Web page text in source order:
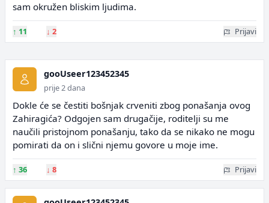
sam okružen bliskim ljudima.
↑ 11 ↓ 2 Prijavi
gooUseer123452345
prije 2 dana
Dokle će se čestiti bošnjak crveniti zbog ponašanja ovog
Zahiragića? Odgojen sam drugačije, roditelji su me
naučili pristojnom ponašanju, tako da se nikako ne mogu
pomirati da on i slični njemu govore u moje ime.
↑ 36 ↓ 8 Prijavi